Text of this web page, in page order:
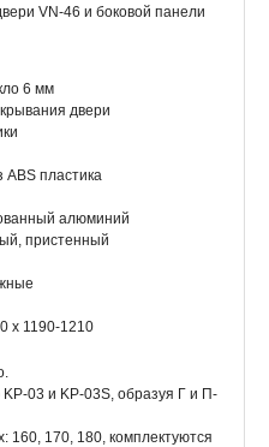
VN-46 и боковой панели
6 мм
двери
ABS пластика
алюминий
пристенный
x 1190-1210
03 и KP-03S, образуя Г и П-
160, 170, 180, комплектуются